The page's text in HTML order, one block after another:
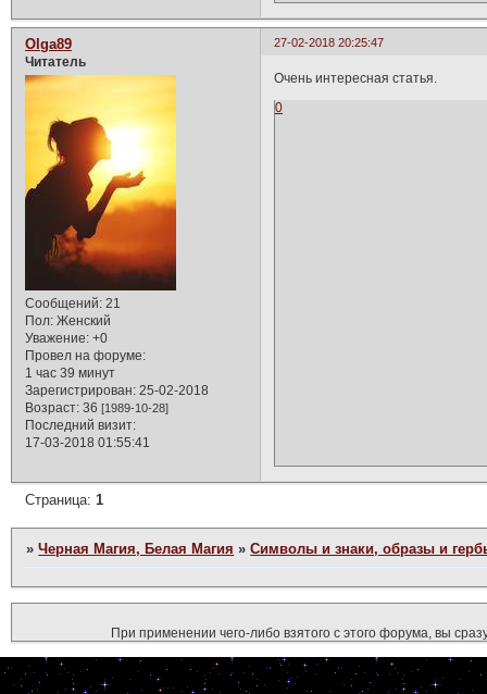
27-02-2018 20:25:47
Olga89
Читатель
Сообщений: 21
Пол: Женский
Уважение: +0
Провел на форуме:
1 час 39 минут
Зарегистрирован: 25-02-2018
Возраст: 36 [1989-10-28]
Последний визит:
17-03-2018 01:55:41
Очень интересная статья.
0
Страница: 1
»Черная Магия, Белая Магия »Символы и знаки, образы и
При применении чего-либо взятого с этого форума, вы